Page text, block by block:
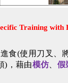
Training with
食(使用刀叉、
) ，藉由模仿 假